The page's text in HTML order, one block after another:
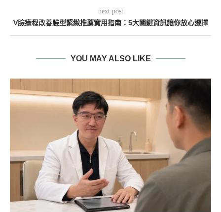
next post
V臉療程改善臉型緊緻推薦實用指南：5大關鍵資訊讓你放心選擇
YOU MAY ALSO LIKE